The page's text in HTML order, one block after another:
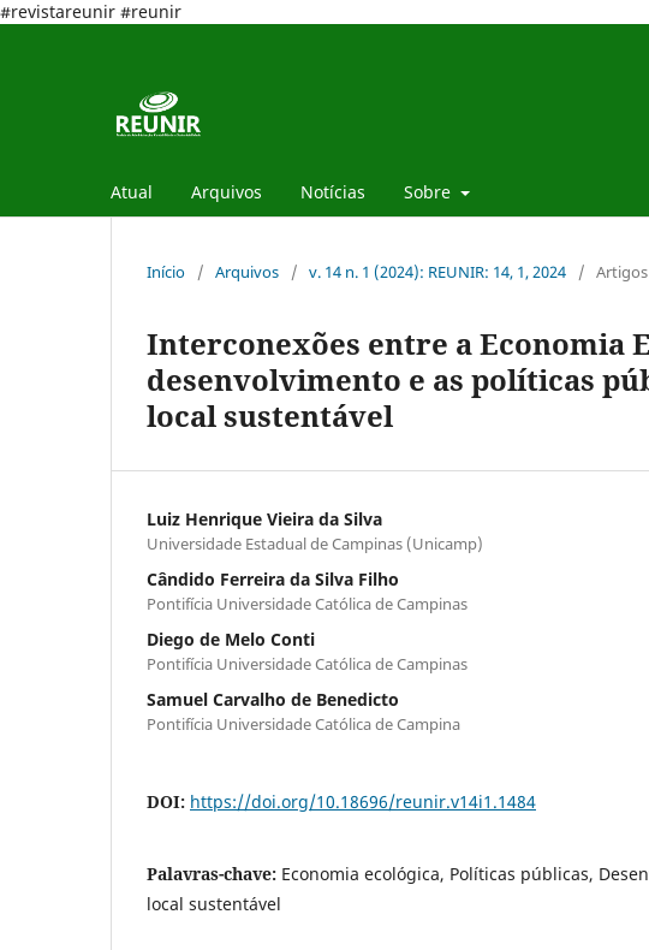
#revistareunir #reunir
Atual Arquivos Notícias Sobre
Início / Arquivos / v. 14 n. 1 (2024): REUNIR: 14, 1, 2024 /
Interconexões entre a Economia
desenvolvimento e as políticas
local sustentável
Luiz Henrique Vieira da Silva
Universidade Estadual de Campinas (Unicamp)
Cândido Ferreira da Silva Filho
Pontifícia Universidade Católica de Campinas
Diego de Melo Conti
Pontifícia Universidade Católica de Campinas
Samuel Carvalho de Benedicto
Pontifícia Universidade Católica de Campina
DOI: https://doi.org/10.18696/reunir.v14i1.1484
Palavras-chave: Economia ecológica, Políticas públicas,
local sustentável